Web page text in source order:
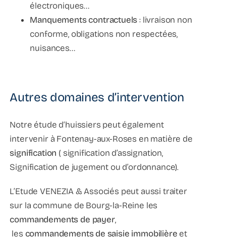
électroniques…
Manquements contractuels: livraison non
conforme, obligations non respectées,
nuisances…
Autres domaines d’intervention
Notre étude d‘huissiers peut également
intervenir à Fontenay-aux-Roses en matière de
signification ( signification d’assignation,
Signification de jugement ou d’ordonnance).
L’Etude VENEZIA & Associés peut aussi traiter
sur la commune de Bourg-la-Reine les
commandements de payer,
les commandements de saisie immobilière et